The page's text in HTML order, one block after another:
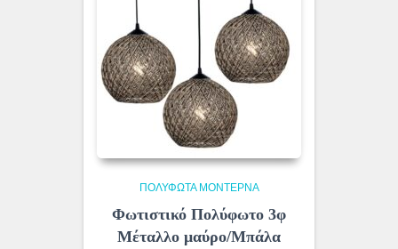
ΠΟΛΎΦΩΤΑ ΜΟΝΤΈΡΝΑ
Φωτιστικό Πολύφωτο 3φ
Μέταλλο μαύρο/Μπάλα